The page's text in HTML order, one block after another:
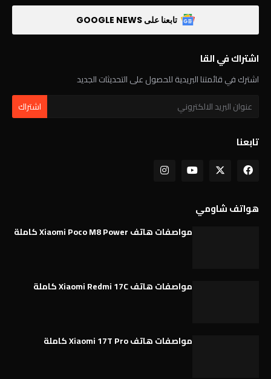
تابعنا على GOOGLE NEWS
اشتراك في القا
اشترك في قائمتنا البريدية للحصول على التحديثات الجديد
تابعنا
هواتف شاومي
مواصفات هاتف Xiaomi Poco M8 Power كاملة
مواصفات هاتف Xiaomi Redmi 17C كاملة
مواصفات هاتف Xiaomi 17T Pro كاملة